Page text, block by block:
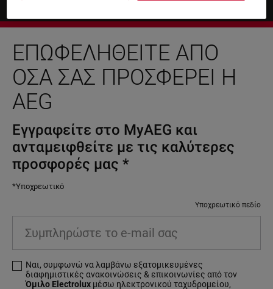
ΕΠΩΦΕΛΗΘΕΊΤΕ ΑΠΌ
ΌΣΑ ΣΑΣ ΠΡΟΣΦΈΡΕΙ Η
AEG
Εγγραφείτε στο MyAEG και
ανταμειφθείτε με τις καλύτερες
προσφορές μας *
*Υποχρεωτικό
Υποχρεωτικό πεδίο
Ναι, συμφωνώ να λαμβάνω εξατομικευμένες
διαφημιστικές ανακοινώσεις & επικοινωνίες από τον
Όμιλο Electrolux μέσω ηλεκτρονικού ταχυδρομείου,